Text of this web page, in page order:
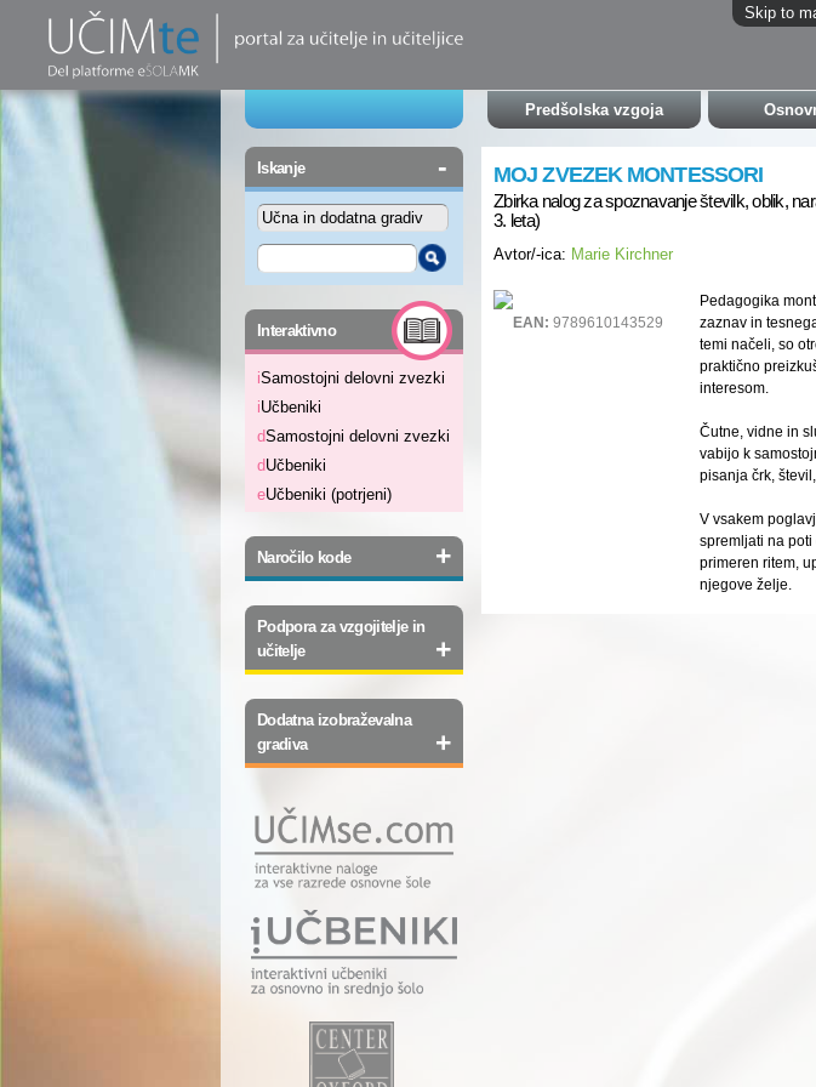
Skip to
Predšolska vzgoja
Iskanje -
Interaktivno -
iSamostojni delovni zvezki
iUčbeniki
dSamostojni delovni zvezki
dUčbeniki
eUčbeniki (potrjeni)
Naročilo kode +
Podpora za vzgojitelje in
učitelje
+
Dodatna izobraževalna
gradiva
+
MOJ ZVEZEK MONTESSORI
Zbirka nalog za spoznavanje številk, oblik,
3. leta)
Avtor/-ica: Marie Kirchner
EAN: 9789610143529
Pedagogika
zaznav in
temi načeli, so
praktično
interesom.
Čutne, vidne in
vabijo k
pisanja črk,
V vsakem
spremljati na
primeren ritem,
njegove želje.